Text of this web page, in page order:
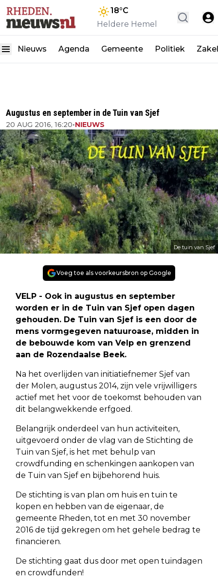
18°C
Heldere Hemel
Nieuws Agenda Gemeente Politiek
Augustus en september in de Tuin van Sjef
20 AUG 2016, 16:20•NIEUWS
De tuin van Sjef
Voeg toe als voorkeursbron op Google
VELP - Ook in augustus en september
worden er in de Tuin van Sjef open dagen
gehouden. De Tuin van Sjef is een door de
mens vormgegeven natuuroase, midden in
de bebouwde kom van Velp en grenzend
aan de Rozendaalse Beek.
Na het overlijden van initiatiefnemer Sjef van
der Molen, augustus 2014, zijn vele vrijwilligers
actief met het voor de toekomst behouden van
dit belangwekkende erfgoed.
Belangrijk onderdeel van hun activiteiten,
uitgevoerd onder de vlag van de Stichting de
Tuin van Sjef, is het met behulp van
crowdfunding en schenkingen aankopen van
de Tuin van Sjef en bijbehorend huis.
De stichting is van plan om huis en tuin te
kopen en hebben van de eigenaar, de
gemeente Rheden, tot en met 30 november
2016 de tijd gekregen om het gehele bedrag te
financieren.
De stichting gaat dus door met open tuindagen
en crowdfunden!